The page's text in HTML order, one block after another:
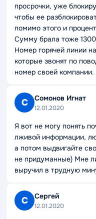
просрочки, уже
чтобы ее
помимо этого и
Сумму брала тоже
Номер горячей линии
которые звонят по
номер своей
С Сомонов Игнат
12.01.2020
Я вот не могу понять
лживой информации,
а потом выдвигайте
не придуманные) Мне
выручил в трудную
С Сергей
12.01.2020